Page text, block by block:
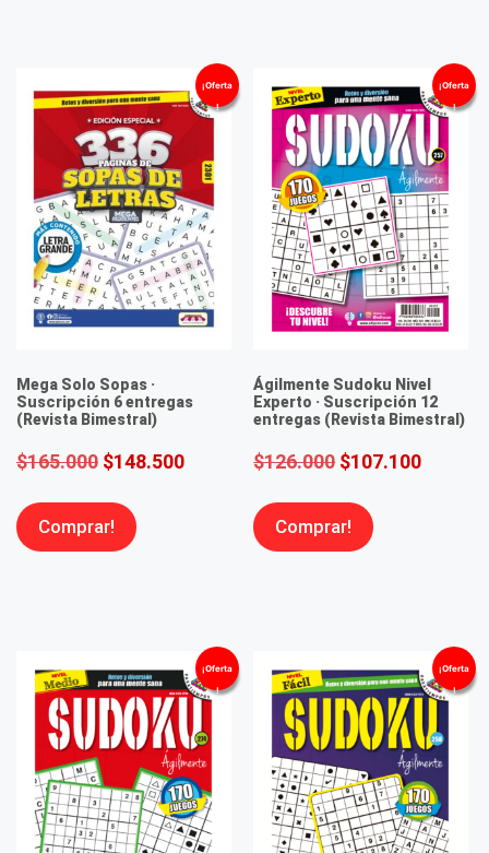
¡Oferta
!
Mega Solo Sopas ·
Suscripción 6 entregas
(Revista Bimestral)
$165.000 $148.500
Comprar!
¡Oferta
!
Ágilmente Sudoku Nivel
Experto · Suscripción 12
entregas (Revista Bimestral)
$126.000 $107.100
Comprar!
¡Oferta
!
¡Oferta
!